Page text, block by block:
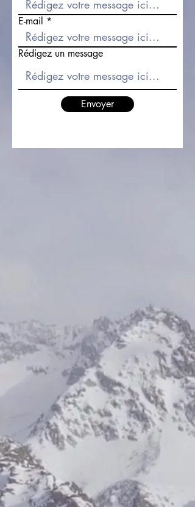
E-mail
Rédigez un message
Envoyer